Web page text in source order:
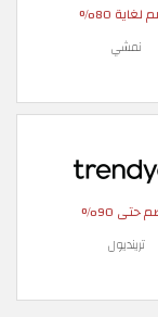
80%
نمشي
حتى 90%
ترينديول